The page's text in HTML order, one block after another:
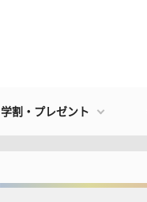
学割・プレゼント